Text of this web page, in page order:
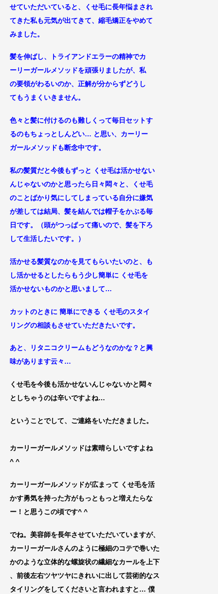
せていただいていると、くせ毛に長年悩まされ
てきた私も元気が出てきて、縮毛矯正をやめて
みました。
髪を伸ばし、トライアンドエラーの精神でカ
ーリーガールメソッドを頑張りましたが、私
の要領がわるいのか、正解が分からずどうし
てもうまくいきません。
色々と髪に付けるのも難しくって毎日セットす
るのもちょっとしんどい… と思い、カーリー
ガールメソッドも断念中です。
私の髪質だと今後もずっと くせ毛は活かせない
んじゃないのかと思ったら日々悶々と、くせ毛
のことばかり気にしてしまっている自分に嫌気
が差しては結局、髪を結んでは帽子をかぶる毎
日です。（頭がつっぱって痛いので、髪を下ろ
して生活したいです。）
活かせる髪質なのかを見てもらいたいのと、も
し活かせるとしたらもう少し簡単に くせ毛を
活かせないものかと思いまして…
カットのときに 簡単にできる くせ毛のスタイ
リングの相談もさせていただきたいです。
あと、リタニコクリームもどうなのかな？と興
味があります云々…
くせ毛を今後も活かせないんじゃないかと悶々
としちゃうのは辛いですよね…
ということでして、ご連絡をいただきました。
カーリーガールメソッドは素晴らしいですよね
^ ^
カーリーガールメソッドが広まって くせ毛を活
かす勇気を持った方がもっともっと増えたらな
ー！と思うこの頃です^ ^
でね。美容師を長年させていただいていますが、
カーリーガールさんのように極細のコテで巻いた
かのような立体的な螺旋状の繊細なカールを上下
、前後左右ツヤツヤにきれいに出して芸術的なス
タイリングをしてくださいと言われますと… 僕